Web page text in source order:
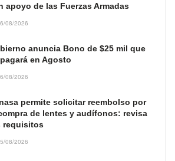
apoyo de las Fuerzas Armadas
08/2026
anuncia Bono de $25 mil que
en Agosto
08/2026
permite solicitar reembolso por
de lentes y audífonos: revisa
requisitos
08/2026